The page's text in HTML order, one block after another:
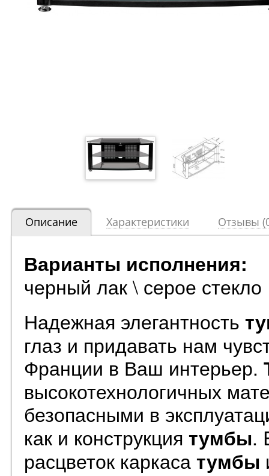
Описание Характеристики Отзывы
Варианты исполнения:
черный лак \ серое стекло
Надежная элегантность
глаз и придавать нам
Франции в Ваш интерьер.
высокотехнологичных
безопасными в
как и конструкция тумбы.
расцветок каркасатумбы